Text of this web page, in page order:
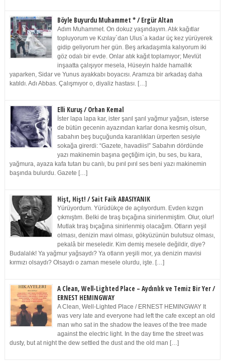
Böyle Buyurdu Muhammet * / Ergür Altan
Adım Muhammet. On dokuz yaşındayım. Atık kağıtlar
topluyorum ve Kızılay`dan Ulus`a kadar üç kez yürüyerek
gidip geliyorum her gün. Beş arkadaşımla kalıyorum iki
göz odalı bir evde. Onlar atık kağıt toplamıyor; Mevlüt
inşaatta çalışıyor mesela, Hüseyin halde hamallık
yaparken, Sidar ve Yunus ayakkabı boyacısı. Aramıza bir arkadaş daha
katıldı. Adı Abbas. Çalışmıyor o, diyaliz hastası. […]
Elli Kuruş / Orhan Kemal
İster lapa lapa kar, ister şarıl şarıl yağmur yağsın, isterse
de bütün gecenin ayazından karlar dona kesmiş olsun,
sabahın beş buçuğunda karanlıkları ürperten sesiyle
sokağa girerdi: “Gazete, havadiis!” Sabahın dördünde
yazı makinemin başına geçtiğim için, bu ses, bu kara,
yağmura, ayaza kafa tutan bu canlı, bu pırıl pırıl ses beni yazı makinemin
başında bulurdu. Gazete […]
Hişt, Hişt! / Sait Faik ABASIYANIK
Yürüyordum. Yürüdükçe de açılıyordum. Evden kızgın
çıkmıştım. Belki de tıraş bıçağına sinirlenmiştim. Olur, olur!
Mutlak tıraş bıçağına sinirlenmiş olacağım. Otların yeşil
olması, denizin mavi olması, gökyüzünün bulutsuz olması,
pekalâ bir meseledir. Kim demiş mesele değildir, diye?
Budalalık! Ya yağmur yağsaydı? Ya otların yeşili mor, ya denizin mavisi
kırmızı olsaydı? Olsaydı o zaman mesele olurdu, işte. […]
A Clean, Well-Lighted Place – Aydınlık ve Temiz Bir Yer /
ERNEST HEMINGWAY
A Clean, Well-Lighted Place / ERNEST HEMINGWAY It
was very late and everyone had left the cafe except an old
man who sat in the shadow the leaves of the tree made
against the electric light. In the day time the street was
dusty, but at night the dew settled the dust and the old man […]